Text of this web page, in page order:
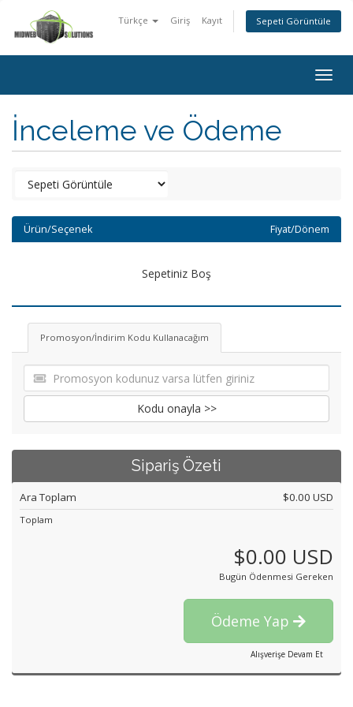
Türkçe Giriş Kayıt Sepeti Görüntüle
İnceleme ve Ödeme
Ürün/Seçenek Fiyat/Dönem
Sepetiniz Boş
Promosyon/İndirim Kodu Kullanacağım
Kodu onayla >>
Sipariş Özeti
Ara Toplam $0.00 USD
Toplam
$0.00 USD
Bugün Ödenmesi Gereken
Ödeme Yap
Alışverişe Devam Et